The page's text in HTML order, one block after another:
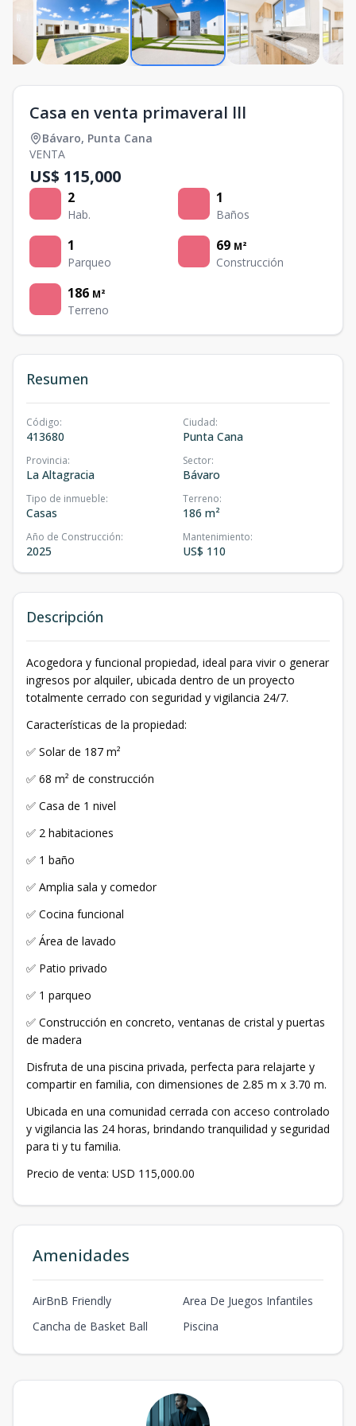
Casa en venta primaveral lll
Bávaro, Punta Cana
VENTA
US$ 115,000
2
Hab.
1
Baños
1
Parqueo
69 M²
Construcción
186 M²
Terreno
Resumen
Código:
413680
Ciudad:
Punta Cana
Provincia:
La Altagracia
Sector:
Bávaro
Tipo de inmueble:
Casas
Terreno:
186 m²
Año de Construcción:
2025
Mantenimiento:
US$ 110
Descripción
Acogedora y funcional propiedad, ideal para vivir o generar
ingresos por alquiler, ubicada dentro de un proyecto
totalmente cerrado con seguridad y vigilancia 24/7.
Características de la propiedad:
✅ Solar de 187 m²
✅ 68 m² de construcción
✅ Casa de 1 nivel
✅ 2 habitaciones
✅ 1 baño
✅ Amplia sala y comedor
✅ Cocina funcional
✅ Área de lavado
✅ Patio privado
✅ 1 parqueo
✅ Construcción en concreto, ventanas de cristal y puertas
de madera
Disfruta de una piscina privada, perfecta para relajarte y
compartir en familia, con dimensiones de 2.85 m x 3.70 m.
Ubicada en una comunidad cerrada con acceso controlado
y vigilancia las 24 horas, brindando tranquilidad y seguridad
para ti y tu familia.
Precio de venta: USD 115,000.00
Amenidades
AirBnB Friendly
Area De Juegos Infantiles
Cancha de Basket Ball
Piscina